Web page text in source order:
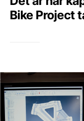
Bike Project